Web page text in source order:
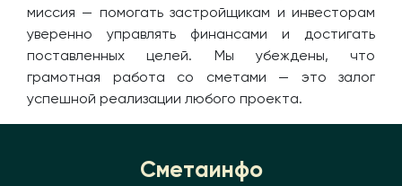
миссия — помогать застройщикам и инвесторам
уверенно управлять финансами и достигать
поставленных целей. Мы убеждены, что
грамотная работа со сметами — это залог
успешной реализации любого проекта.
Сметаинфо